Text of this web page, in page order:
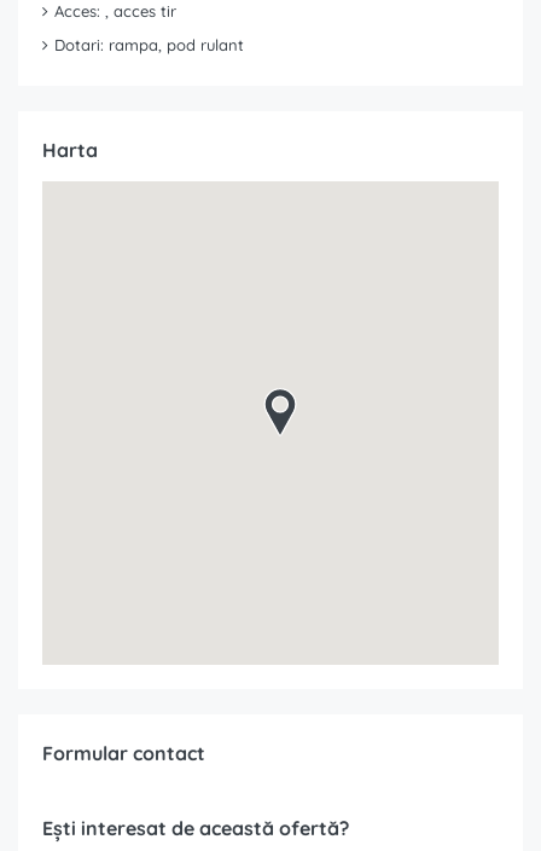
Acces: , acces tir
Dotari: rampa, pod rulant
Harta
Formular contact
Ești interesat de această ofertă?